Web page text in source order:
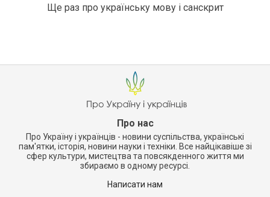
Ще раз про українську мову і санскрит
Про нас
Про Україну і українців - новини суспільства, українські
пам'ятки, історія, новини науки і техніки. Все найцікавіше зі
сфер культури, мистецтва та повсякденного життя ми
збираємо в одному ресурсі.
Написати нам